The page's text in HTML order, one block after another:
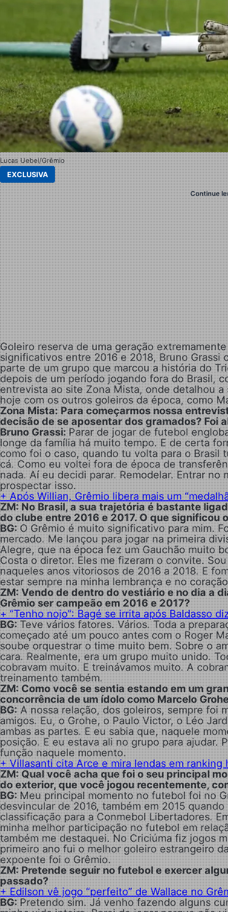
Lucas Uebel/Grêmio
EXCLUSIVA
Continue
Goleiro reserva de uma geração
significativos entre 2016 e 2018, Bruno
parte de um grupo que marcou a história do
depois de um período jogando fora do Brasil,
entrevista ao site Zona Mista, onde detalhou
hoje com os outros goleiros da época, como
Zona Mista: Para começarmos nossa
decisão de se aposentar dos gramados? Foi
Bruno Grassi:Parar de jogar de futebol
longe da família há muito tempo. E de certa
como foi o caso, quando tu volta para o Brasil
cá. Como eu voltei fora de época de
nada. Aí eu decidi parar. Remodelar. Entrar
prospectar isso.
+ Após Willian, Grêmio libera mais um
ZM: No Brasil, a sua trajetória é bastante
do clube entre 2016 e 2017. O que significou
BG:O Grêmio é muito significativo para mim.
mercado. Me lançou para jogar na primeira
Alegre, que na época fez um Gauchão muito
Costa o diretor. Eles me fizeram o convite.
naqueles anos vitoriosos de 2016 a 2018. E
estar sempre na minha lembrança e no
ZM: Vendo de dentro do vestiário e no dia a
Grêmio ser campeão em 2016 e 2017?
+ “Tenho nojo”: Bagé se irrita após Baldasso
BG:Teve vários fatores. Vários. Toda a
começado até um pouco antes com o Roger
soube orquestrar o time muito bem. Sobre o
cara. Realmente, era um grupo muito unido.
cobravam muito. E treinávamos muito. A
treinamento também.
ZM: Como você se sentia estando em um
concorrência de um ídolo como Marcelo
BG:A nossa relação, dos goleiros, sempre foi
amigos. Eu, o Grohe, o Paulo Victor, o Léo
ambas as partes. E eu sabia que, naquele
posição. E eu estava ali no grupo para ajudar.
função naquele momento.
+ Villasanti cita Arce e mira lendas em ranking
ZM: Qual você acha que foi o seu principal
do exterior, que você jogou recentemente,
BG:Meu principal momento no futebol foi no
desvincular de 2016, também em 2015
classificação para a Conmebol Libertadores.
minha melhor participação no futebol em
também me destaquei. No Criciúma fiz jogos
primeiro ano fui o melhor goleiro estrangeiro
expoente foi o Grêmio.
ZM: Pretende seguir no futebol e exercer
passado?
+ Edilson vê jogo “perfeito” de Wallace no
BG:Pretendo sim. Já venho fazendo alguns